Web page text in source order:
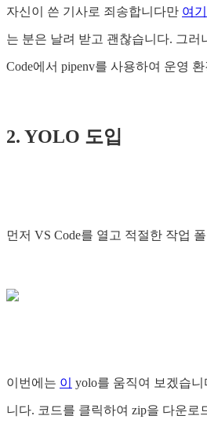
자신이 쓴 기사로 죄송합니다만 여기
는 분은 날려 받고 괜찮습니다. 그러
Code에서 pipenv를 사용하여 운영
2. YOLO 도입
먼저 VS Code를 열고 적절한 작업
이번에는 이 yolo를 움직여 보겠습
니다. 코드를 클릭하여 zip을 다운로